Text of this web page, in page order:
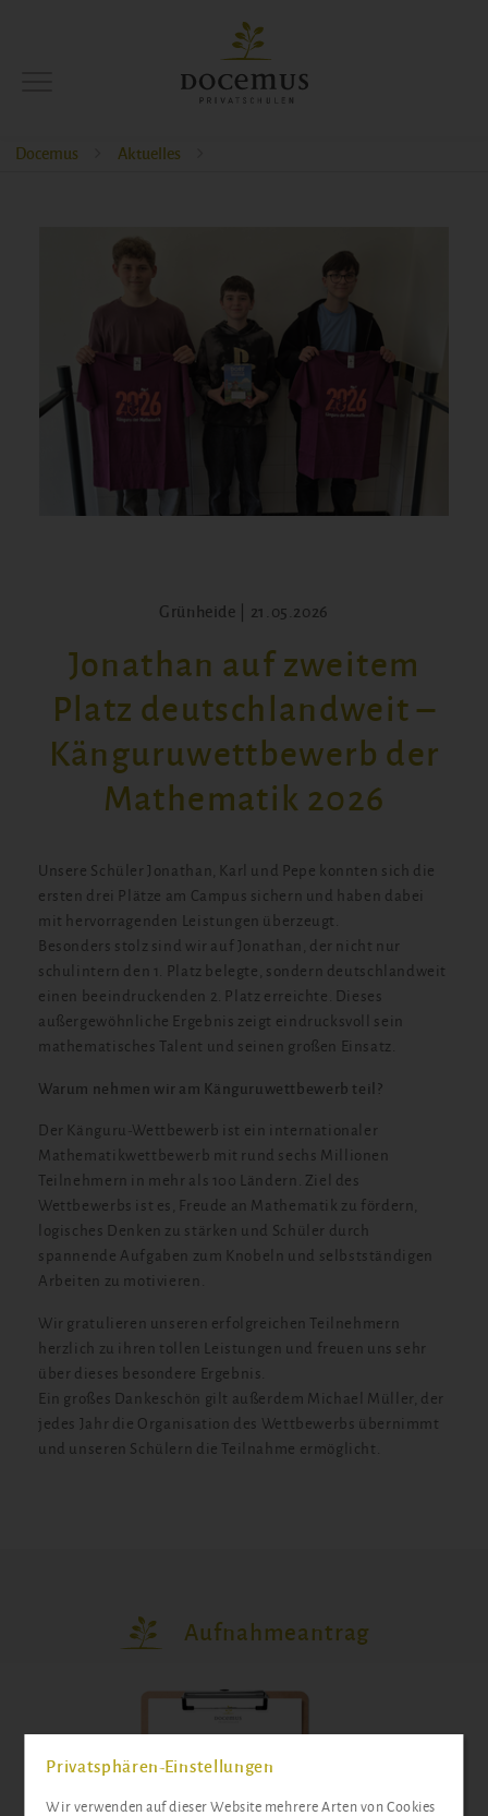
Docemus Aktuelles
Grünheide | 21.05.2026
Jonathan auf zweitem
Platz deutschlandweit –
Känguruwettbewerb der
Mathematik 2026
Unsere Schüler Jonathan, Karl und Pepe konnten sich die
ersten drei Plätze am Campus sichern und haben dabei
mit hervorragenden Leistungen überzeugt.
Besonders stolz sind wir auf Jonathan, der nicht nur
schulintern den 1. Platz belegte, sondern deutschlandweit
einen beeindruckenden 2. Platz erreichte. Dieses
außergewöhnliche Ergebnis zeigt eindrucksvoll sein
mathematisches Talent und seinen großen Einsatz.
Warum nehmen wir am Känguruwettbewerb teil?
Der Känguru-Wettbewerb ist ein internationaler
Mathematikwettbewerb mit rund sechs Millionen
Teilnehmern in mehr als 100 Ländern. Ziel des
Wettbewerbs ist es, Freude an Mathematik zu fördern,
logisches Denken zu stärken und Schüler durch
spannende Aufgaben zum Knobeln und selbstständigen
Arbeiten zu motivieren.
Wir gratulieren unseren erfolgreichen Teilnehmern
herzlich zu ihren tollen Leistungen und freuen uns sehr
über dieses besondere Ergebnis.
Ein großes Dankeschön gilt außerdem Michael Müller, der
jedes Jahr die Organisation des Wettbewerbs übernimmt
und unseren Schülern die Teilnahme ermöglicht.
Aufnahmeantrag
Privatsphären-Einstellungen
Wir verwenden auf dieser Website mehrere Arten von Cookies